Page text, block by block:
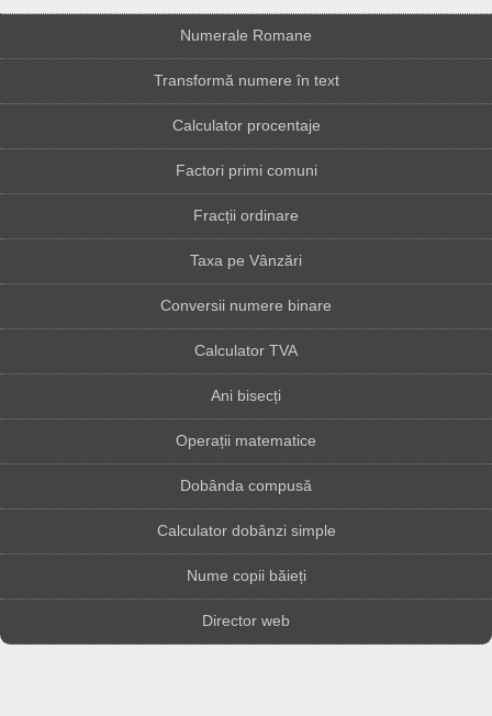
Numerale Romane
Transformă numere în text
Calculator procentaje
Factori primi comuni
Fracții ordinare
Taxa pe Vânzări
Conversii numere binare
Calculator TVA
Ani bisecți
Operații matematice
Dobânda compusă
Calculator dobânzi simple
Nume copii băieți
Director web